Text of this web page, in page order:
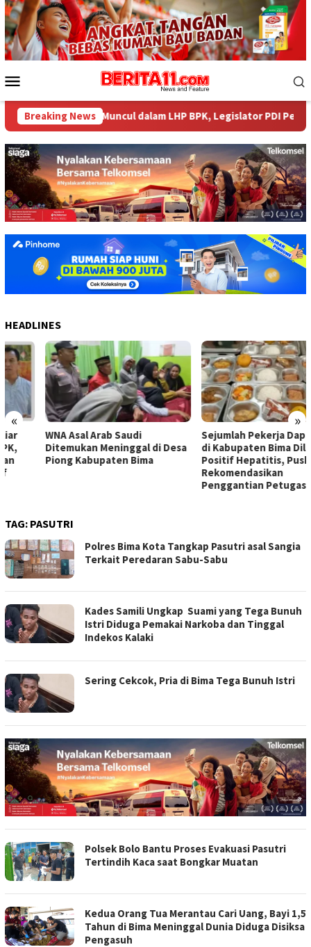
Loncat
ke
konten
Mobile
Breaking News
Miliar tak Muncul dalam LHP BPK, Legislator PDI Perjuangan
HEADLINES
« »
WNA Asal Arab Saudi
Ditemukan Meninggal di Desa
Piong Kabupaten Bima
Sejumlah Pekerja Dapur MBG
di Kabupaten Bima Dilaporkan
Positif Hepatitis, Puskesmas
Rekomendasikan
Penggantian Petugas
TAG: PASUTRI
Polres Bima Kota Tangkap Pasutri asal Sangia
Terkait Peredaran Sabu-Sabu
Kades Samili Ungkap Suami yang Tega Bunuh
Istri Diduga Pemakai Narkoba dan Tinggal
Indekos Kalaki
Sering Cekcok, Pria di Bima Tega Bunuh Istri
Polsek Bolo Bantu Proses Evakuasi Pasutri
Tertindih Kaca saat Bongkar Muatan
Kedua Orang Tua Merantau Cari Uang, Bayi 1,5
Tahun di Bima Meninggal Dunia Diduga Disiksa
Pengasuh